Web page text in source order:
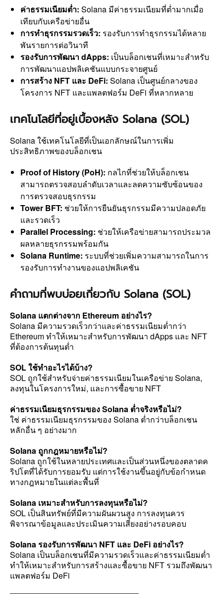
ค่าธรรมเนียมต่ำ: Solana มีค่าธรรมเนียมที่ต่ำมากเมื่อ
เทียบกับเครือข่ายอื่น
การทำธุรกรรมรวดเร็ว: รองรับการทำธุรกรรมได้หลาย
พันรายการต่อวินาที
รองรับการพัฒนา dApps: เป็นบล็อกเชนที่เหมาะสำหรับ
การพัฒนาแอปพลิเคชันแบบกระจายศูนย์
การสร้าง NFT และ DeFi: Solana เป็นศูนย์กลางของ
โครงการ NFT และแพลตฟอร์ม DeFi ที่หลากหลาย
เทคโนโลยีที่อยู่เบื้องหลัง Solana (SOL)
Solana ใช้เทคโนโลยีที่เป็นเอกลักษณ์ในการเพิ่ม
ประสิทธิภาพของบล็อกเชน
Proof of History (PoH): กลไกที่ช่วยให้บล็อกเชน
สามารถตรวจสอบลำดับเวลาและลดความซับซ้อนของ
การตรวจสอบธุรกรรม
Tower BFT: ช่วยให้การยืนยันธุรกรรมมีความปลอดภัย
และรวดเร็ว
Parallel Processing: ช่วยให้เครือข่ายสามารถประมวล
ผลหลายธุรกรรมพร้อมกัน
Solana Runtime: ระบบที่ช่วยเพิ่มความสามารถในการ
รองรับการทำงานของแอปพลิเคชัน
คำถามที่พบบ่อยเกี่ยวกับ Solana (SOL)
Solana แตกต่างจาก Ethereum อย่างไร?
Solana มีความรวดเร็วกว่าและค่าธรรมเนียมต่ำกว่า
Ethereum ทำให้เหมาะสำหรับการพัฒนา dApps และ NFT
ที่ต้องการต้นทุนต่ำ
SOL ใช้ทำอะไรได้บ้าง?
SOL ถูกใช้สำหรับจ่ายค่าธรรมเนียมในเครือข่าย Solana,
ลงทุนในโครงการใหม่, และการซื้อขาย NFT
ค่าธรรมเนียมธุรกรรมของ Solana ต่ำจริงหรือไม่?
ใช่ ค่าธรรมเนียมธุรกรรมของ Solana ต่ำกว่าบล็อกเชน
หลักอื่น ๆ อย่างมาก
Solana ถูกกฎหมายหรือไม่?
Solana ถูกใช้ในหลายประเทศและเป็นส่วนหนึ่งของตลาดค
ริปโตที่ได้รับการยอมรับ แต่การใช้งานขึ้นอยู่กับข้อกำหนด
ทางกฎหมายในแต่ละพื้นที่
Solana เหมาะสำหรับการลงทุนหรือไม่?
SOL เป็นสินทรัพย์ที่มีความผันผวนสูง การลงทุนควร
พิจารณาข้อมูลและประเมินความเสี่ยงอย่างรอบคอบ
Solana รองรับการพัฒนา NFT และ DeFi อย่างไร?
Solana เป็นบล็อกเชนที่มีความรวดเร็วและค่าธรรมเนียมต่ำ
ทำให้เหมาะสำหรับการสร้างและซื้อขาย NFT รวมถึงพัฒนา
แพลตฟอร์ม DeFi